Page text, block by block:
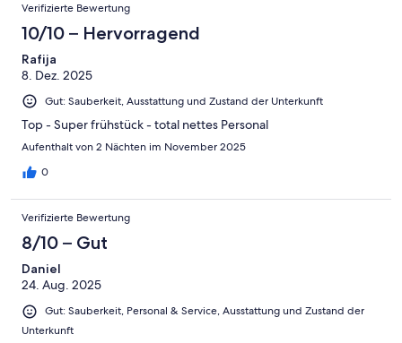
Verifizierte Bewertung
10/10 – Hervorragend
Rafija
8. Dez. 2025
Gut: Sauberkeit, Ausstattung und Zustand der Unterkunft
Top - Super frühstück - total nettes Personal
Aufenthalt von 2 Nächten im November 2025
0
Verifizierte Bewertung
8/10 – Gut
Daniel
24. Aug. 2025
Gut: Sauberkeit, Personal & Service, Ausstattung und Zustand der
Unterkunft